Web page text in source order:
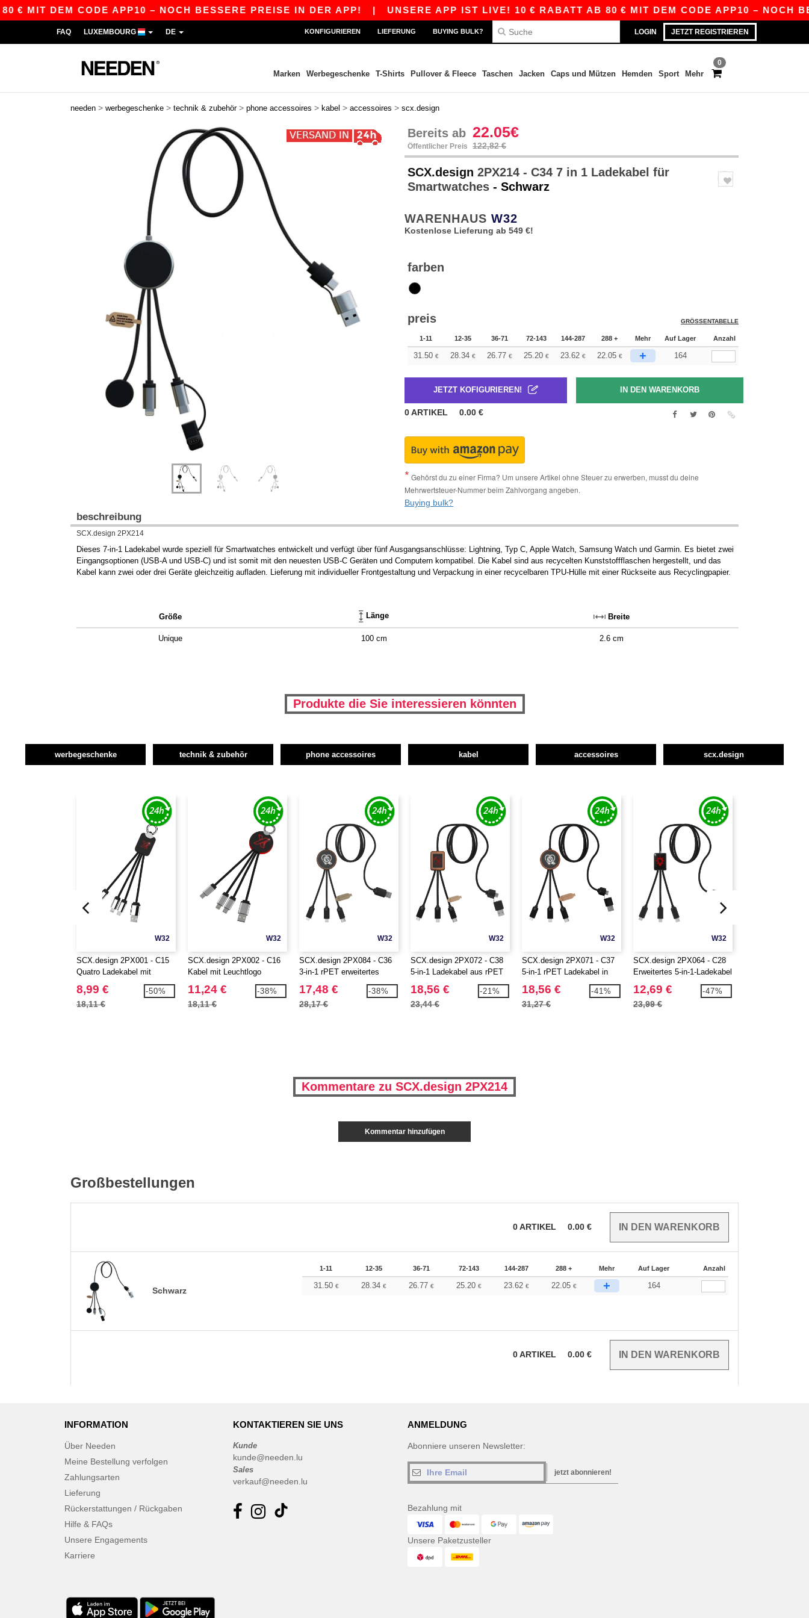
DEM CODE APP10 – NOCH BESSERE PREISE IN DER APP!| UNSERE APP IST LIVE! 10 € RABATT AB 80 € MIT DEM CODE APP10 – NOCH
LOGIN JETZT REGISTRIEREN
FAQ LUXEMBOURG DE KONFIGURIEREN LIEFERUNG BUYING BULK?
0
Marken Werbegeschenke T-Shirts Pullover & Fleece Taschen Jacken Caps und Mützen Hemden Sport Mehr
needen > werbegeschenke > technik & zubehör > phone accessoires > kabel > accessoires > scx.design
Bereits ab 22.05€
Öffentlicher Preis 122,82 €
SCX.design 2PX214 - C34 7 in 1 Ladekabel für
Smartwatches - Schwarz
WARENHAUS W32
Kostenlose Lieferung ab 549 €!
farben
preis GRÖSSENTABELLE
1-11 12-35 36-71 72-143 144-287 288 + Mehr Auf Lager Anzahl
31.50 € 28.34 € 26.77 € 25.20 € 23.62 € 22.05 € + 164
JETZT KOFIGURIEREN!
0ARTIKEL 0.00 €
Gehörst du zu einer Firma? Um unsere Artikel ohne Steuer zu erwerben, musst du deine
Mehrwertsteuer-Nummer beim Zahlvorgang angeben.
Buying bulk?
beschreibung
SCX.design 2PX214
Dieses 7-in-1 Ladekabel wurde speziell für Smartwatches entwickelt und verfügt über fünf Ausgangsanschlüsse: Lightning, Typ C, Apple Watch, Samsung Watch und Garmin. Es bietet zwei
Eingangsoptionen (USB-A und USB-C) und ist somit mit den neuesten USB-C Geräten und Computern kompatibel. Die Kabel sind aus recycelten Kunststoffflaschen hergestellt, und das
Kabel kann zwei oder drei Geräte gleichzeitig aufladen. Lieferung mit individueller Frontgestaltung und Verpackung in einer recycelbaren TPU-Hülle mit einer Rückseite aus Recyclingpapier.
Größe Länge Breite
Unique 100 cm 2.6 cm
Produkte die Sie interessieren könnten
werbegeschenke technik & zubehör phone accessoires kabel accessoires scx.design
W32
SCX.design 2PX001 - C15
Quatro Ladekabel mit
8,99 €
18,11 €
-50%
W32
SCX.design 2PX002 - C16
Kabel mit Leuchtlogo
11,24 €
18,11 €
-38%
W32
SCX.design 2PX084 - C36
3-in-1 rPET erweitertes
Ladekabel mit Leuchtlogo in
rundem Bambusgehäuse
17,48 €
28,17 €
-38%
W32
SCX.design 2PX072 - C38
5-in-1 Ladekabel aus rPET
Bambusgehäuse mit
Leuchtlogo
18,56 €
23,44 €
-21%
W32
SCX.design 2PX071 - C37
5-in-1 rPET Ladekabel in
rundem Bambusgehäuse
mit Leuchtlogo
18,56 €
31,27 €
-41%
W32
SCX.design 2PX064 - C28
Erweitertes 5-in-1-Ladekabel
12,69 €
23,99 €
-47%
Kommentare zu SCX.design 2PX214
Kommentar hinzufügen
Großbestellungen
0ARTIKEL 0.00 €
Schwarz
1-11 12-35 36-71 72-143 144-287 288 + Mehr Auf Lager Anzahl
31.50 € 28.34 € 26.77 € 25.20 € 23.62 € 22.05 € + 164
0ARTIKEL 0.00 €
INFORMATION
Über Needen
Meine Bestellung verfolgen
Zahlungsarten
Lieferung
Rückerstattungen / Rückgaben
Hilfe & FAQs
Unsere Engagements
Karriere
KONTAKTIEREN SIE UNS
Kunde
kunde@needen.lu
Sales
verkauf@needen.lu
ANMELDUNG
Abonniere unseren Newsletter:
jetzt abonnieren!
Bezahlung mit
Unsere Paketzusteller